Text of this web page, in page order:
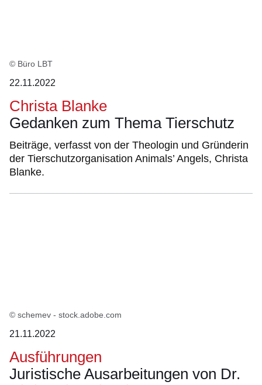
© Büro LBT
22.11.2022
Christa Blanke
Gedanken zum Thema Tierschutz
Beiträge, verfasst von der Theologin und Gründerin
der Tierschutzorganisation Animals’ Angels, Christa
Blanke.
© schemev - stock.adobe.com
21.11.2022
Ausführungen
Juristische Ausarbeitungen von Dr.